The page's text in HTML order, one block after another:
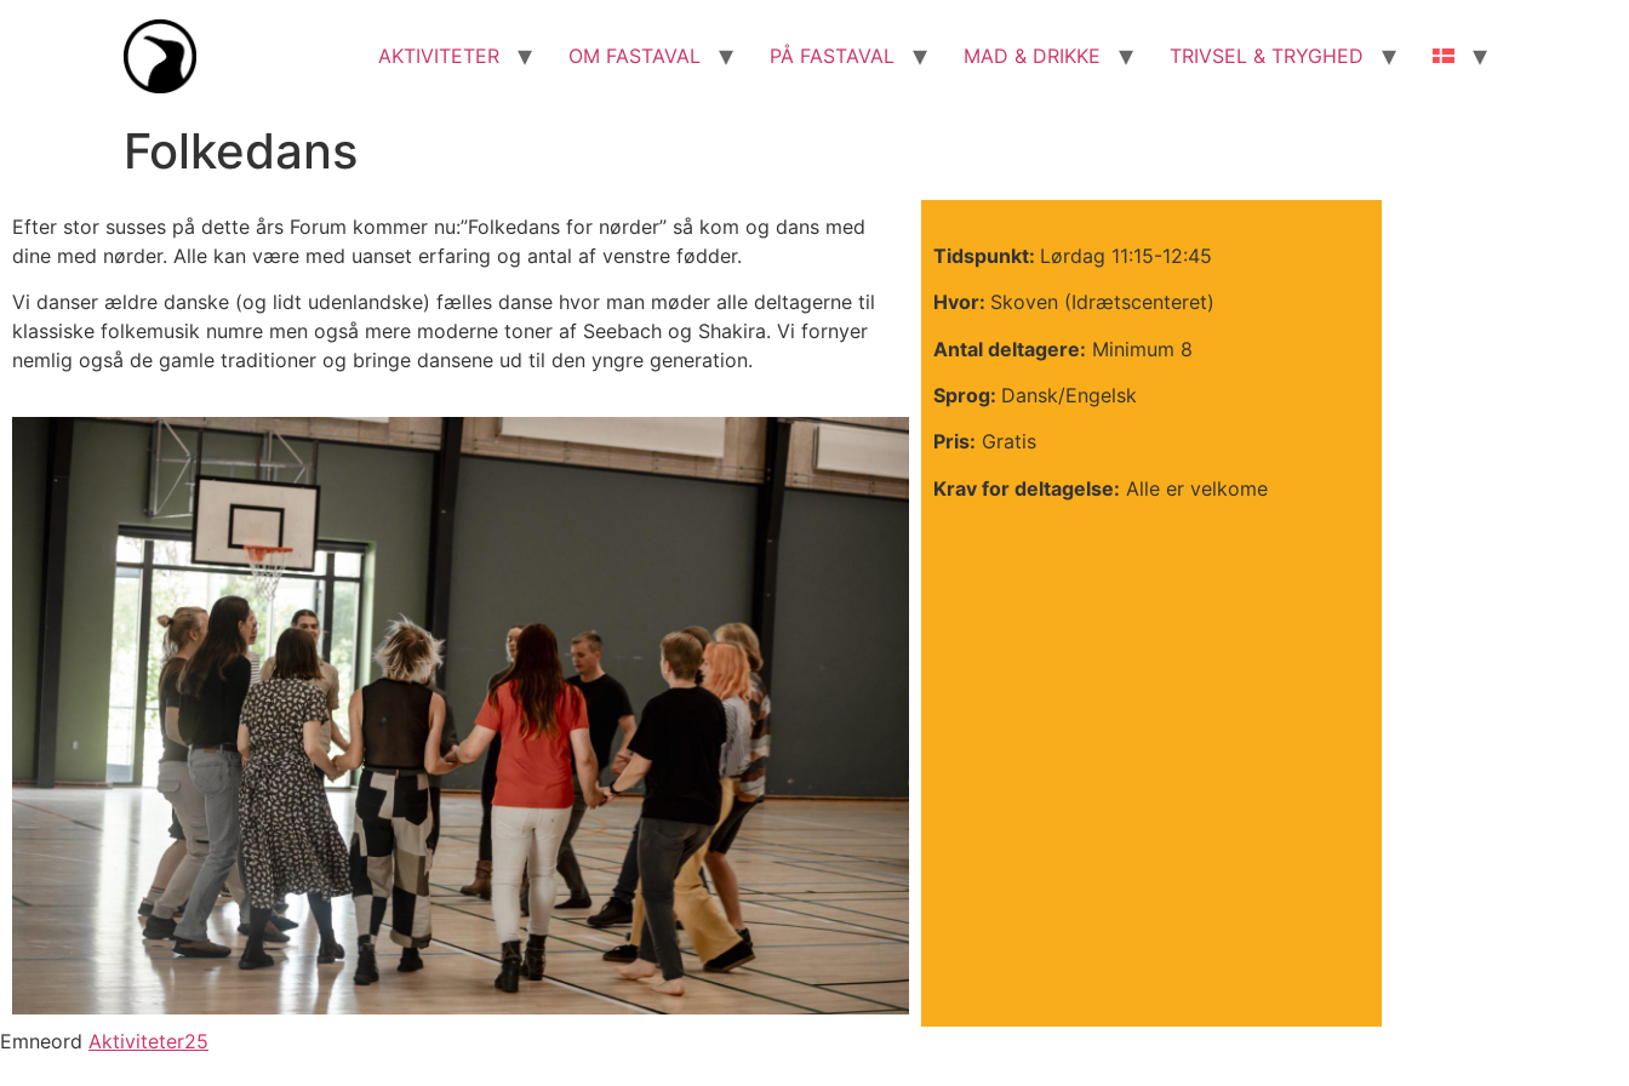
AKTIVITETER OM FASTAVAL PÅ FASTAVAL MAD & DRIKKE TRIVSEL & TRYGHED
Folkedans
Efter stor susses på dette års Forum kommer nu:”Folkedans for nørder” så kom og dans med
dine med nørder. Alle kan være med uanset erfaring og antal af venstre fødder.
Vi danser ældre danske (og lidt udenlandske) fælles danse hvor man møder alle deltagerne til
klassiske folkemusik numre men også mere moderne toner af Seebach og Shakira. Vi fornyer
nemlig også de gamle traditioner og bringe dansene ud til den yngre generation.
Tidspunkt: Lørdag 11:15-12:45
Hvor: Skoven (Idrætscenteret)
Antal deltagere: Minimum 8
Sprog: Dansk/Engelsk
Pris: Gratis
Krav for deltagelse: Alle er velkome
Emneord Aktiviteter25